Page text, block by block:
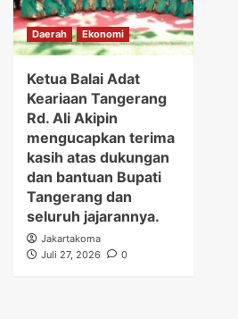
Daerah Ekonomi
Ketua Balai Adat
Keariaan Tangerang
Rd. Ali Akipin
mengucapkan terima
kasih atas dukungan
dan bantuan Bupati
Tangerang dan
seluruh jajarannya.
Jakartakoma
Juli 27, 2026
0